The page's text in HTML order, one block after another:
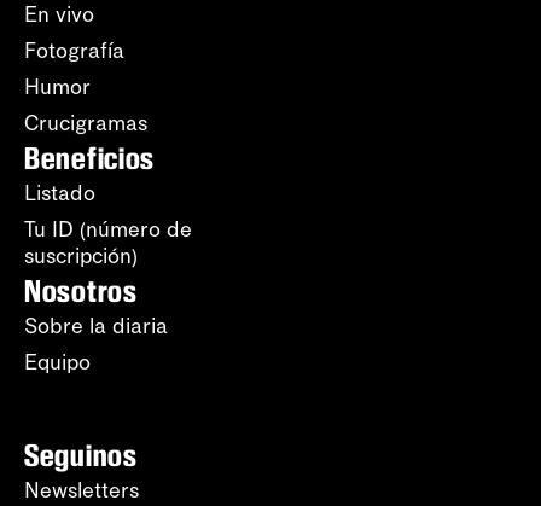
En vivo
Fotografía
Humor
Crucigramas
Beneficios
Listado
Tu ID (número de
suscripción)
Nosotros
Sobre la diaria
Equipo
Seguinos
Newsletters